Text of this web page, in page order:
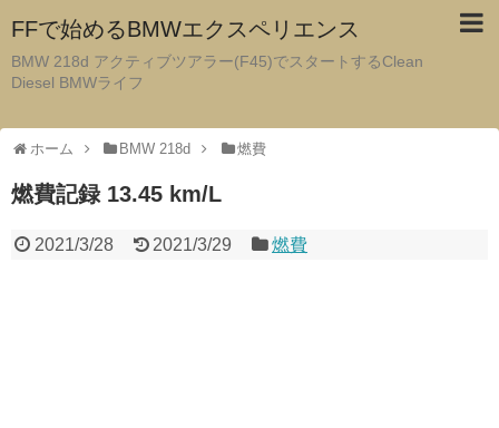
FFで始めるBMWエクスペリエンス
BMW 218d アクティブツアラー(F45)でスタートするClean
Diesel BMWライフ
ホーム BMW 218d 燃費
燃費記録 13.45 km/L
2021/3/28 2021/3/29 燃費